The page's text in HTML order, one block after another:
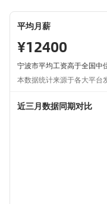
平均月薪
¥12400
宁波市平均工资高于全国中
本数据统计来源于各大平台
近三月数据同期对比